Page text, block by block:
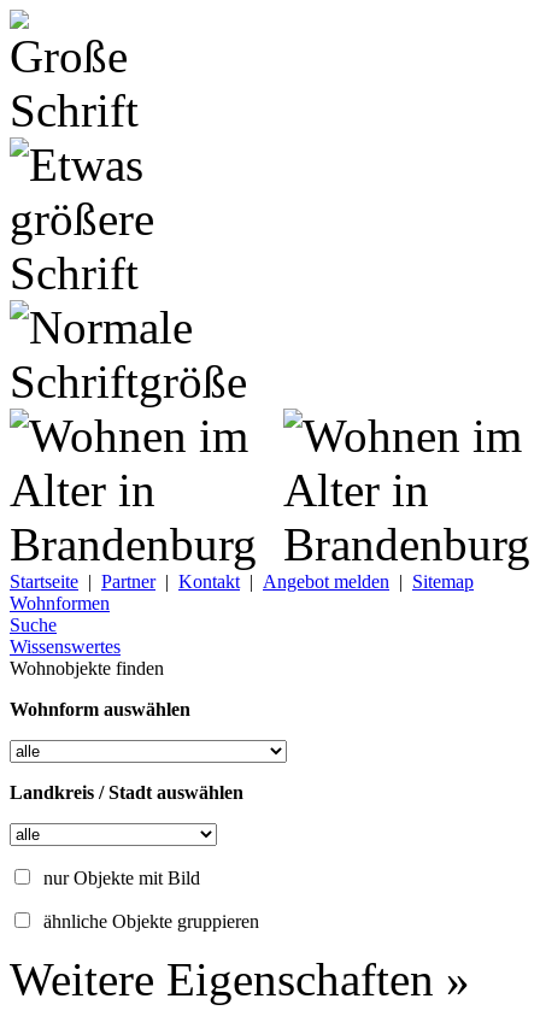
Startseite | Partner| Kontakt | Angebot melden | Sitemap
Wohnformen
Suche
Wissenswertes
Wohnobjekte finden
Wohnform auswählen
Landkreis / Stadt auswählen
nur Objekte mit Bild
ähnliche Objekte gruppieren
Weitere Eigenschaften »